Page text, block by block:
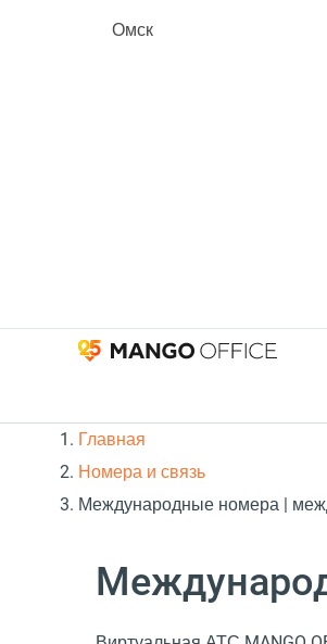
Омск
Главная
Номера и связь
Международные номера |